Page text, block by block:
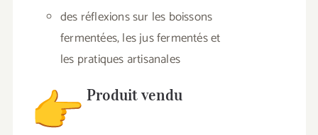
des réflexions sur les boissons
fermentées, les jus fermentés et
les pratiques artisanales
Produit vendu